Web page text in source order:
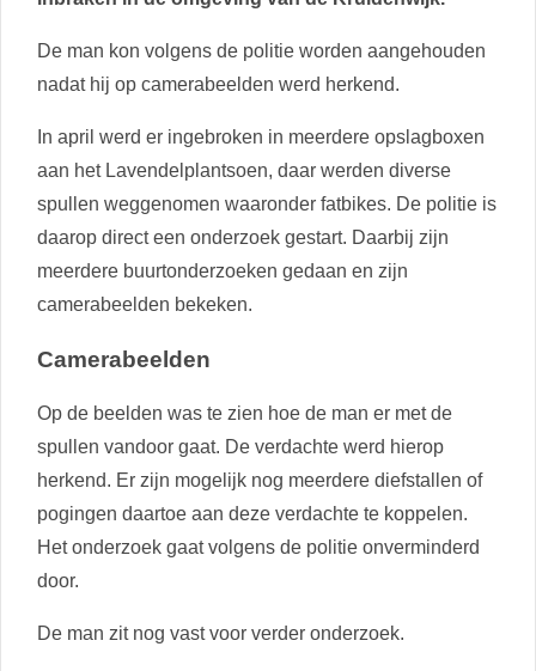
De man kon volgens de politie worden aangehouden
nadat hij op camerabeelden werd herkend.
In april werd er ingebroken in meerdere opslagboxen
aan het Lavendelplantsoen, daar werden diverse
spullen weggenomen waaronder fatbikes. De politie is
daarop direct een onderzoek gestart. Daarbij zijn
meerdere buurtonderzoeken gedaan en zijn
camerabeelden bekeken.
Camerabeelden
Op de beelden was te zien hoe de man er met de
spullen vandoor gaat. De verdachte werd hierop
herkend. Er zijn mogelijk nog meerdere diefstallen of
pogingen daartoe aan deze verdachte te koppelen.
Het onderzoek gaat volgens de politie onverminderd
door.
De man zit nog vast voor verder onderzoek.